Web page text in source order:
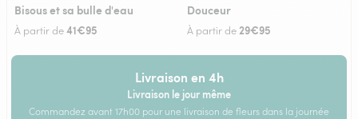
Bisous et sa bulle d'eau
À partir de41€95
Douceur
À partir de29€95
Livraison en 4h
Livraison le jour même
Commandez avant 17h00 pour une livraison de fleurs dans la journée